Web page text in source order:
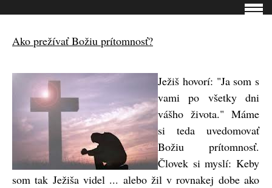
Ako prežívať Božiu prítomnosť?
Ježiš hovorí: "Ja som s
vami po všetky dni
vášho života." Máme
si teda uvedomovať
Božiu prítomnosť.
Človek si myslí: Keby
som tak Ježiša videl ... alebo žil v rovnakej dobe ako